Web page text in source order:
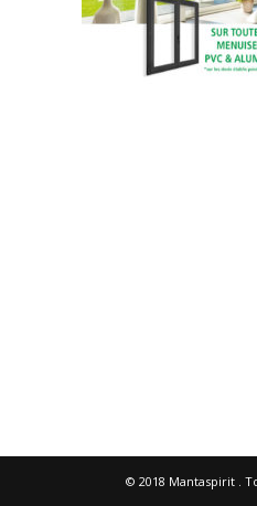
© 2018 Mantaspirit.